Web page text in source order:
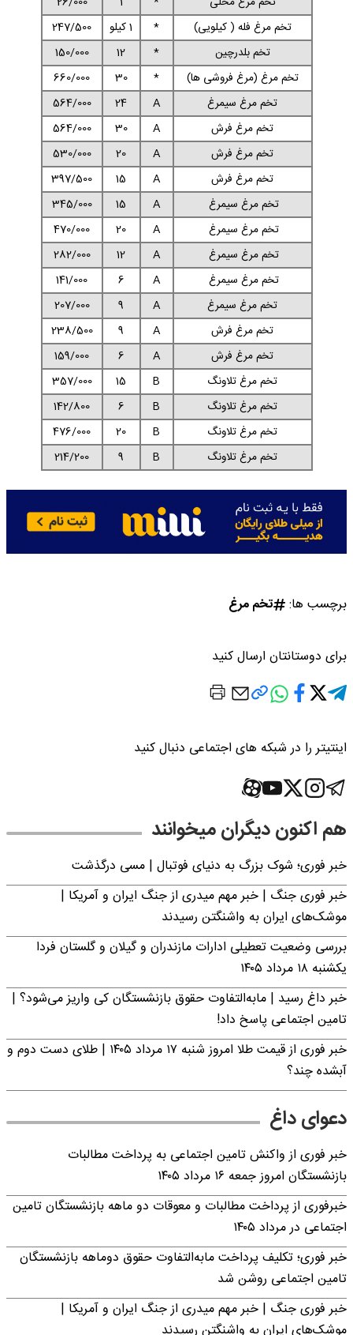
تخم مرغ فله ( کیلویی)
* 1 کیلو
247/500
تخم بلدرچین
*
12
150/000
تخم مرغ (مرغ فروشی ها)
*
30
660/000
تخم مرغ سیمرغ
A
24
564/000
تخم مرغ فرش
A
30
564/000
تخم مرغ فرش
A
20
530/000
تخم مرغ فرش
A
15
397/500
تخم مرغ سیمرغ
A
15
345/000
تخم مرغ سیمرغ
A
20
470/000
تخم مرغ سیمرغ
A
12
282/000
تخم مرغ سیمرغ
A
6
141/000
تخم مرغ سیمرغ
A
9
207/000
تخم مرغ فرش
A
9
238/500
تخم مرغ فرش
A
6
159/000
تخم مرغ تلاونگ
B
15
357/000
تخم مرغ تلاونگ
B
6
142/800
تخم مرغ تلاونگ
B
20
476/000
تخم مرغ تلاونگ
B
9
214/200
برچسب ها: تخم مرغ
برای دوستانتان ارسال کنید
اینتیتر را در شبکه های اجتماعی دنبال کنید
هم اکنون دیگران میخوانند
خبر فوری؛‌ شوک بزرگ به دنیای فوتبال | مسی درگذشت
خبر فوری جنگ | خبر مهم میدری از جنگ ایران و آمریکا |
موشک‌های ایران به واشنگتن رسیدند
بررسی وضعیت تعطیلی ادارات مازندران و گیلان و گلستان فردا
یکشنبه ۱۸ مرداد ۱۴۰۵
خبر داغ رسید | مابه‌التفاوت حقوق بازنشستگان کی واریز می‌شود؟ |
تامین اجتماعی پاسخ داد!
خبر فوری از قیمت طلا امروز شنبه ۱۷ مرداد ۱۴۰۵ | طلای دست دوم و
آبشده چند؟
دعوای داغ
خبر فوری از واکنش تامین اجتماعی به پرداخت مطالبات
بازنشستگان امروز جمعه ۱۶ مرداد ۱۴۰۵
خبرفوری از پرداخت مطالبات و معوقات دو ماهه بازنشستگان تامین
اجتماعی در مرداد ۱۴۰۵
خبر فوری؛ تکلیف پرداخت مابه‌التفاوت حقوق دوماهه بازنشستگان
تامین اجتماعی روشن شد
خبر فوری جنگ | خبر مهم میدری از جنگ ایران و آمریکا |